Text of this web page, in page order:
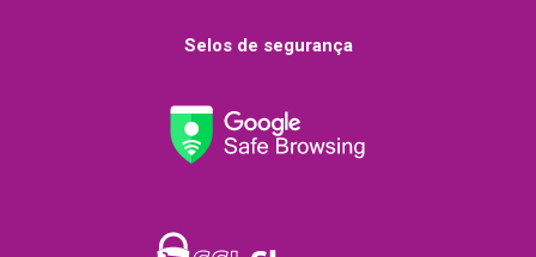
Selos de segurança